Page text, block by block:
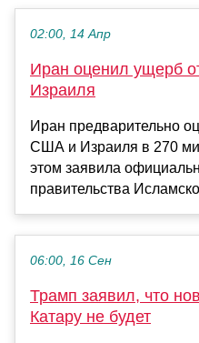
02:00, 14 Апр
Иран оценил ущерб
Израиля
Иран предварительно
США и Израиля в 270
этом заявила
правительства
06:00, 16 Сен
Трамп заявил, что
Катару не будет